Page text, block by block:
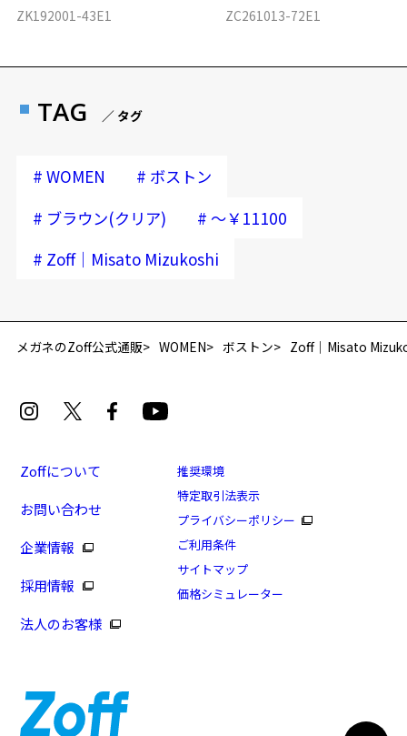
[再値下げセール価格]Zoff | Misato Mizukoshi #1
商品番号：ZO252006-64A1/フレームカラー：ブラウン
(クリア)/単価：￥9,310
※商品が再入荷された際にメールでお知らせします。
※本サービスは商品の購入をお約束するものではありません。
ZK192001-43E1 ZC261013-72E1
TAG ／ タグ
# WOMEN # ボストン
# ブラウン(クリア) # ～￥11100
# Zoff｜Misato Mizukoshi
メガネのZoff公式通販 WOMEN ボストン Zoff｜Misato
Zoffについて
お問い合わせ
企業情報
採用情報
法人のお客様
推奨環境
特定取引法表示
プライバシーポリシー
ご利用条件
サイトマップ
価格シミュレーター